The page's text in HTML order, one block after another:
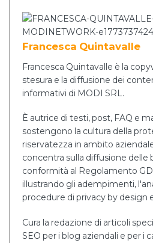
Francesca Quintavalle
Francesca Quintavalle è la
stesura e la diffusione dei
informativi di MODI SRL.
È autrice di testi, post, FAQ e
sostengono la cultura della
riservatezza in ambito
concentra sulla diffusione delle
conformità al Regolamento
illustrando gli adempimenti,
procedure di privacy by design
Cura la redazione di articoli
SEO per i blog aziendali e per i